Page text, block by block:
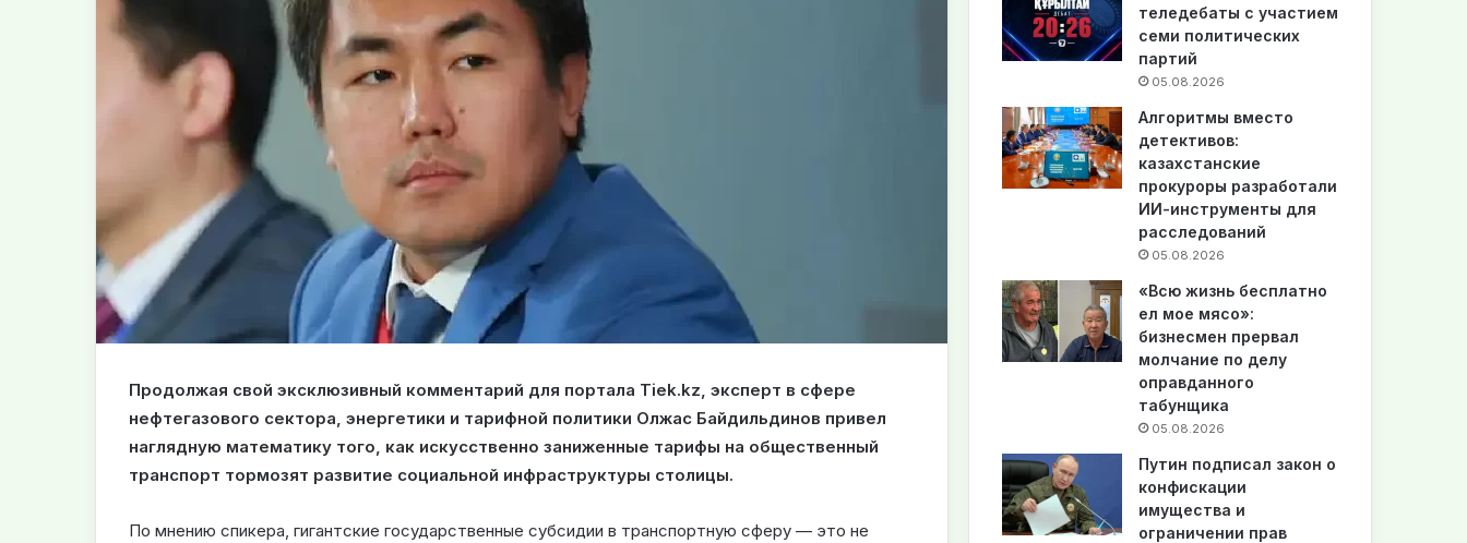
Продолжая свой эксклюзивный комментарий для портала Tiek.kz, эксперт в сфере
нефтегазового сектора, энергетики и тарифной политики Олжас Байдильдинов привел
наглядную математику того, как искусственно заниженные тарифы на общественный
транспорт тормозят развитие социальной инфраструктуры столицы.
По мнению спикера, гигантские государственные субсидии в транспортную сферу — это не
теледебаты с участием
семи политических
партий
05.08.2026
Алгоритмы вместо
детективов:
казахстанские
прокуроры разработали
ИИ-инструменты для
расследований
05.08.2026
«Всю жизнь бесплатно
ел мое мясо»:
бизнесмен прервал
молчание по делу
оправданного
табунщика
05.08.2026
Путин подписал закон о
конфискации
имущества и
ограничении прав